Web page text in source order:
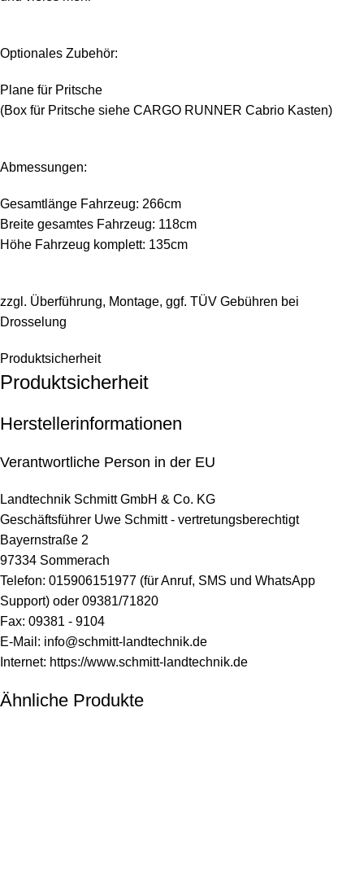
Optionales Zubehör:
Plane für Pritsche
(Box für Pritsche siehe CARGO RUNNER Cabrio Kasten)
Abmessungen:
Gesamtlänge Fahrzeug: 266cm
Breite gesamtes Fahrzeug: 118cm
Höhe Fahrzeug komplett: 135cm
zzgl. Überführung, Montage, ggf. TÜV Gebühren bei
Drosselung
Produktsicherheit
Produktsicherheit
Herstellerinformationen
Verantwortliche Person in der EU
Landtechnik Schmitt GmbH & Co. KG
Geschäftsführer Uwe Schmitt - vertretungsberechtigt
Bayernstraße 2
97334 Sommerach
Telefon: 015906151977 (für Anruf, SMS und WhatsApp
Support) oder 09381/71820
Fax: 09381 - 9104
E-Mail: info@schmitt-landtechnik.de
Internet: https://www.schmitt-landtechnik.de
Ähnliche Produkte